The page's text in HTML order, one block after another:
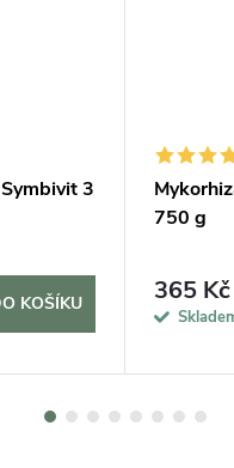
3
KOŠÍKU
750 g
365 Kč